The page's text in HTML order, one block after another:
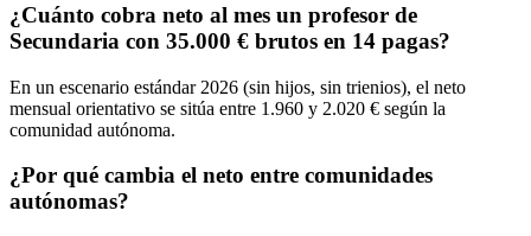
¿Cuánto cobra neto al mes un profesor de
Secundaria con 35.000 € brutos en 14 pagas?
En un escenario estándar 2026 (sin hijos, sin trienios), el neto
mensual orientativo se sitúa entre 1.960 y 2.020 € según la
comunidad autónoma.
¿Por qué cambia el neto entre comunidades
autónomas?